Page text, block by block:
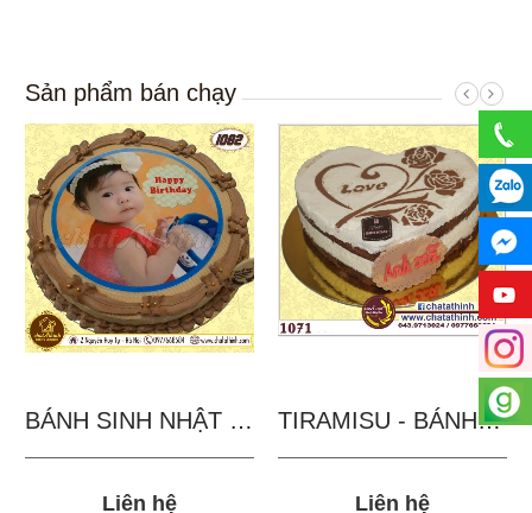
Sản phẩm bán chạy
BÁNH SINH NHẬT IN...
Liên hệ
TIRAMISU - BÁNH TẶNG...
Liên hệ